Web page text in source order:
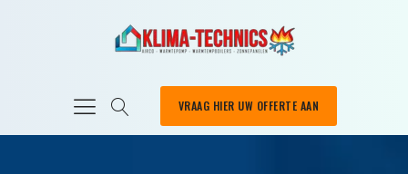
VRAAG HIER UW OFFERTE AAN